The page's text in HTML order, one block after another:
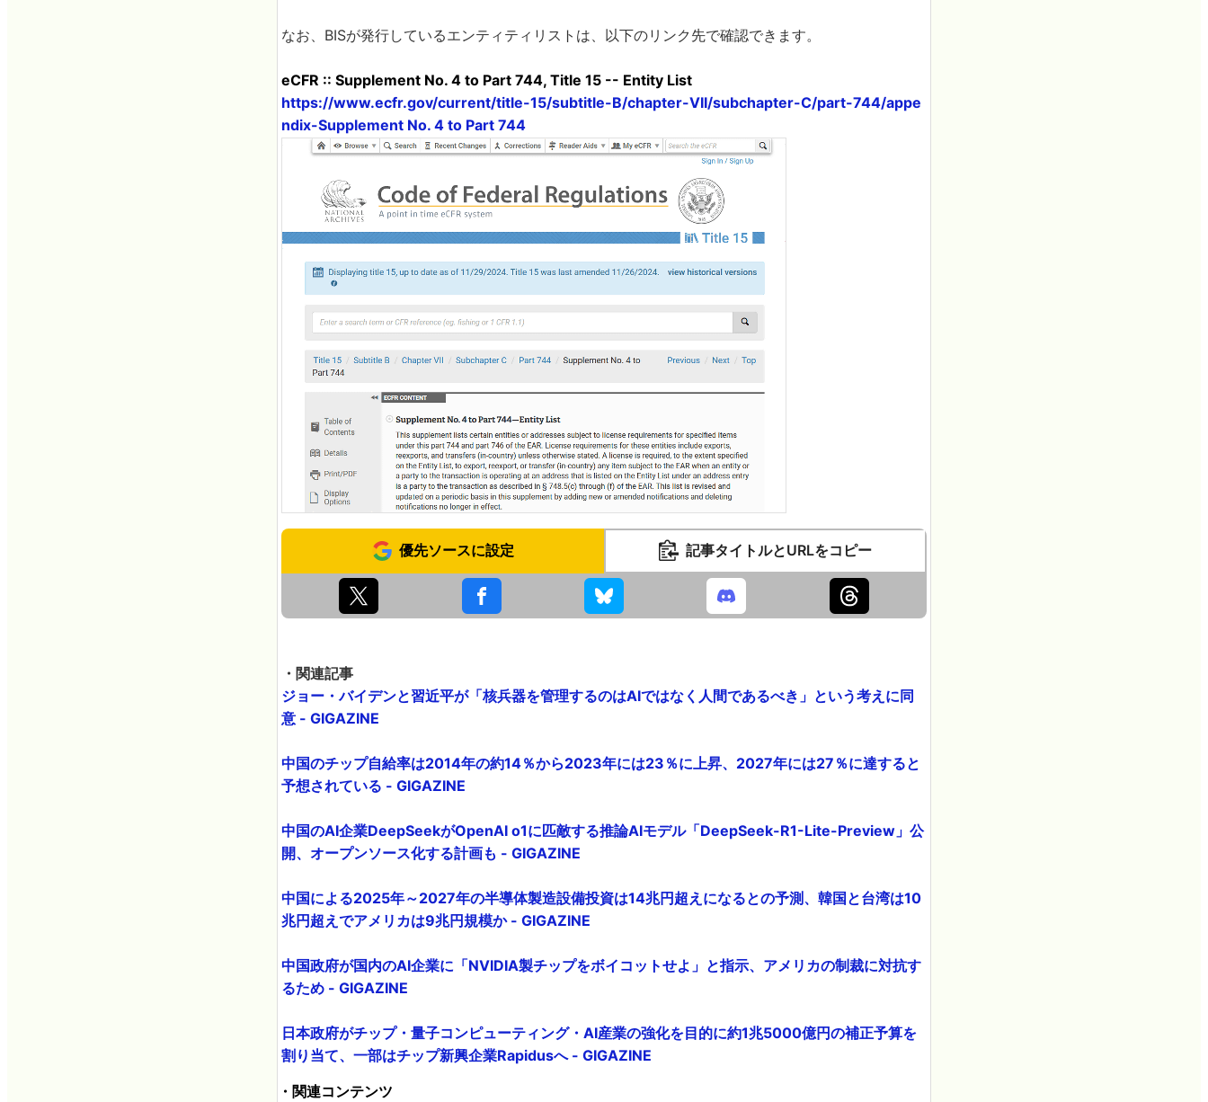
なお、BISが発行しているエンティティリストは、以下のリンク先で確認できます。
eCFR :: Supplement No. 4 to Part 744, Title 15 -- Entity List
https://www.ecfr.gov/current/title-15/subtitle-B/chapter-VII/subchapter-C/part-744/appe
ndix-Supplement No. 4 to Part 744
優先ソースに設定 記事タイトルとURLをコピー
・関連記事
ジョー・バイデンと習近平が「核兵器を管理するのはAIではなく人間であるべき」という考えに同
意 - GIGAZINE
中国のチップ自給率は2014年の約14％から2023年には23％に上昇、2027年には27％に達すると
予想されている - GIGAZINE
中国のAI企業DeepSeekがOpenAI o1に匹敵する推論AIモデル「DeepSeek-R1-Lite-Preview」公
開、オープンソース化する計画も - GIGAZINE
中国による2025年～2027年の半導体製造設備投資は14兆円超えになるとの予測、韓国と台湾は10
兆円超えでアメリカは9兆円規模か - GIGAZINE
中国政府が国内のAI企業に「NVIDIA製チップをボイコットせよ」と指示、アメリカの制裁に対抗す
るため - GIGAZINE
日本政府がチップ・量子コンピューティング・AI産業の強化を目的に約1兆5000億円の補正予算を
割り当て、一部はチップ新興企業Rapidusへ - GIGAZINE
・関連コンテンツ